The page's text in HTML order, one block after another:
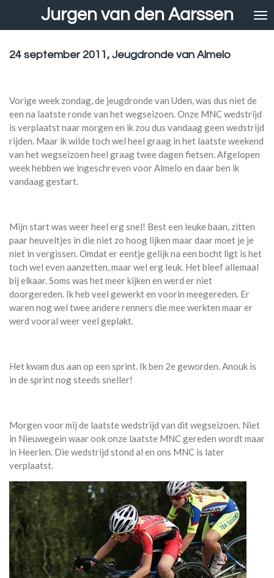
de
Jurgen van den Aarssen
24 september 2011, Jeugdronde van Almelo
Vorige week zondag, de jeugdronde van Uden, was dus niet de
een na laatste ronde van het wegseizoen. Onze MNC wedstrijd
is verplaatst naar morgen en ik zou dus vandaag geen wedstrijd
rijden. Maar ik wilde toch wel heel graag in het laatste weekend
van het wegseizoen heel graag twee dagen fietsen. Afgelopen
week hebben we ingeschreven voor Almelo en daar ben ik
vandaag gestart.
Mijn start was weer heel erg snel! Best een leuke baan, zitten
paar heuveltjes in die niet zo hoog lijken maar daar moet je je
niet in vergissen. Omdat er eentje gelijk na een bocht ligt is het
toch wel even aanzetten, maar wel erg leuk. Het bleef allemaal
bij elkaar. Soms was het meer kijken en werd er niet
doorgereden. Ik heb veel gewerkt en voorin meegereden. Er
waren nog wel twee andere renners die mee werkten maar er
werd vooral weer veel geplakt.
Het kwam dus aan op een sprint. Ik ben 2e geworden. Anouk is
in de sprint nog steeds sneller!
Morgen voor mij de laatste wedstrijd van dit wegseizoen. Niet
in Nieuwegein waar ook onze laatste MNC gereden wordt maar
in Heerlen. Die wedstrijd stond al en ons MNC is later
verplaatst.